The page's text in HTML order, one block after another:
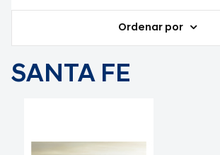
Ordenar por
SANTA FE